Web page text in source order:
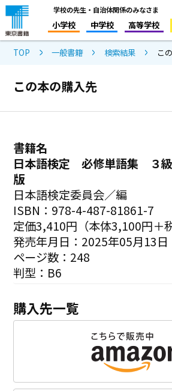
学校の先生・自治体関係のみなさま
小学校 中学校 高等学校
TOP 一般書籍 検索結果 こ
この本の購入先
書籍名
日本語検定 必修単語集 ３
版
日本語検定委員会／編
ISBN：978-4-487-81861-7
定価3,410円（本体3,100円＋
発売年月日：2025年05月13日
ページ数：248
判型：B6
購入先一覧